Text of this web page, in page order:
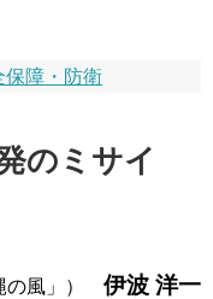
保障・防衛
のミサイ
の風」） 伊波 洋一